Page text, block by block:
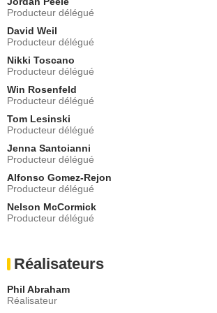
Helga Hansöm
- 1 Episode :7
Josh Zuckerman
Benjamin Kramer
- 1 Episode :8
Allan Wasserman
Juge
- 1 Episode :1
Zdenek Maryska
Herr Müntz
- 1 Episode :4
London Covington
Malika
- 1 Episode :5
Reed Michael Campbell
Hugo
Keinz Richter
Bjorn Johnson
Propriétaire boutique
Producteur délégué
David Weil
Producteur délégué
Nikki Toscano
Producteur délégué
Win Rosenfeld
Producteur délégué
Tom Lesinski
Producteur délégué
Jenna Santoianni
Producteur délégué
Alfonso Gomez-Rejon
Producteur délégué
Nelson McCormick
Producteur délégué
Réalisateurs
Phil Abraham
Réalisateur